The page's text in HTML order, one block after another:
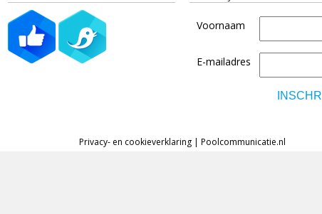
Voornaam
E-mailadres
Privacy- en cookieverklaring | Poolcommunicatie.nl